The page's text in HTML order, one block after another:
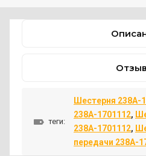
теги:
Шестерня 238А-
238А-1701112,
238А-1701112,
передачи 238А-